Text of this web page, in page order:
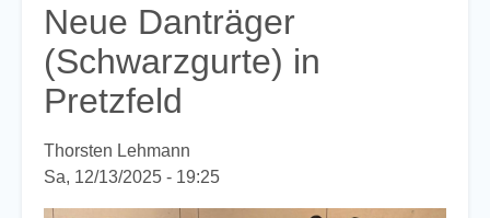
Neue Danträger
(Schwarzgurte) in
Pretzfeld
Thorsten Lehmann
Sa, 12/13/2025 - 19:25